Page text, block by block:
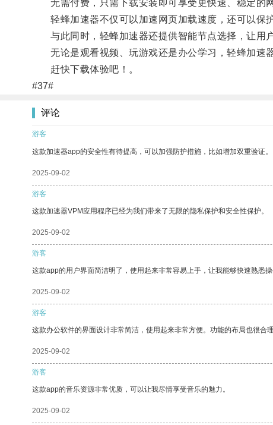
无需付费，只需下载安装即可享受更快速、稳定的网
轻蜂加速器不仅可以加速网页加载速度，还可以保护
与此同时，轻蜂加速器还提供智能节点选择，让用户
无论是观看视频、玩游戏还是办公学习，轻蜂加速
赶快下载体验吧！。
#37#
评论
游客
这款加速器app的安全性有待提高，可以加强防护措施，比如增加双重验证。
2025-09-02
游客
这款加速器VPM应用程序已经为我们带来了无限的隐私保护和安全性保护。
2025-09-02
游客
这款app的用户界面简洁明了，使用起来非常容易上手，让我能够快速熟悉
2025-09-02
游客
这款办公软件的界面设计非常简洁，使用起来非常方便。功能的布局也很合理
2025-09-02
游客
这款app的音乐资源非常优质，可以让我尽情享受音乐的魅力。
2025-09-02